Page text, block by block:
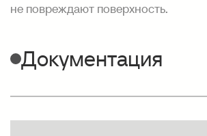
не повреждают поверхность.
Документация